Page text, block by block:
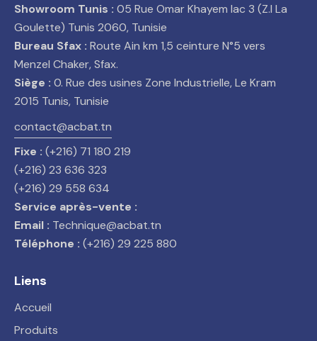
Showroom Tunis : 05 Rue Omar Khayem lac 3 (Z.I La
Goulette) Tunis 2060, Tunisie
Bureau Sfax : Route Ain km 1,5 ceinture N°5 vers
Menzel Chaker, Sfax.
Siège : 0. Rue des usines Zone Industrielle, Le Kram
2015 Tunis, Tunisie
contact@acbat.tn
Fixe : (+216) 71 180 219
(+216) 23 636 323
(+216) 29 558 634
Service après-vente :
Email : Technique@acbat.tn
Téléphone : (+216) 29 225 880
Liens
Accueil
Produits